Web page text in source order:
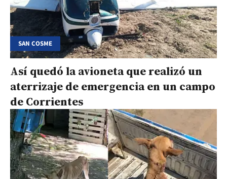
SAN COSME
Así quedó la avioneta que realizó un
aterrizaje de emergencia en un campo
de Corrientes